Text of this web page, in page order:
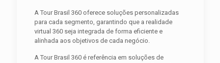
A Tour Brasil 360 oferece soluções personalizadas
para cada segmento, garantindo que a realidade
virtual 360 seja integrada de forma eficiente e
alinhada aos objetivos de cada negócio.
A Tour Brasil 360 é referência em soluções de